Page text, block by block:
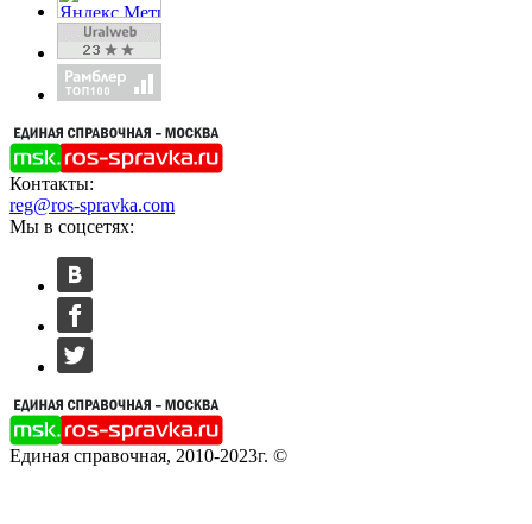
Контакты:
reg@ros-spravka.com
Мы в соцсетях:
Единая справочная, 2010-2023г. ©